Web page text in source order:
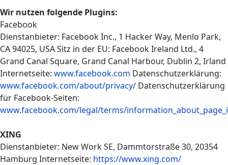
Wir nutzen folgende Plugins:
Facebook
Dienstanbieter: Facebook Inc., 1 Hacker Way, Menlo Park,
CA 94025, USA Sitz in der EU: Facebook Ireland Ltd., 4
Grand Canal Square, Grand Canal Harbour, Dublin 2, Irland
Internetseite: www.facebook.com Datenschutzerklärung:
www.facebook.com/about/privacy/ Datenschutzerklärung
für Facebook-Seiten:
www.facebook.com/legal/terms/
XING
Dienstanbieter: New Work SE, Dammtorstraße 30, 20354
Hamburg Internetseite: https://www.xing.com/